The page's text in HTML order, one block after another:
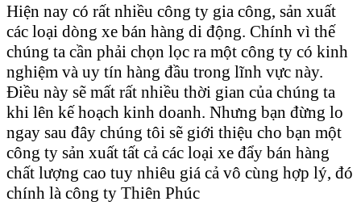
Hiện nay có rất nhiều công ty gia công, sản xuất
các loại dòng xe bán hàng di động. Chính vì thế
chúng ta cần phải chọn lọc ra một công ty có kinh
nghiệm và uy tín hàng đầu trong lĩnh vực này.
Điều này sẽ mất rất nhiều thời gian của chúng ta
khi lên kế hoạch kinh doanh. Nhưng bạn đừng lo
ngay sau đây chúng tôi sẽ giới thiệu cho bạn một
công ty sản xuất tất cả các loại xe đẩy bán hàng
chất lượng cao tuy nhiêu giá cả vô cùng hợp lý, đó
chính là công ty Thiên Phúc